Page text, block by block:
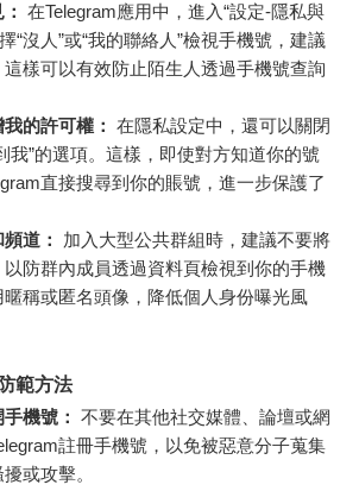
在Telegram應用中，進入“設定-隱私與
“沒人”或“我的聯絡人”檢視手機號，建議
樣可以有效防止陌生人透過手機號查詢
的許可權： 在隱私設定中，還可以關閉
我”的選項。這樣，即使對方知道你的號
直接搜尋到你的賬號，進一步保護了
道：
加入大型公共群組時，建議不要將
防群內成員透過資料頁檢視到你的手機
稱或匿名頭像，降低個人身份曝光風
範方法
機號： 不要在其他社交媒體、論壇或網
註冊手機號，以免被惡意分子蒐集
或攻擊。